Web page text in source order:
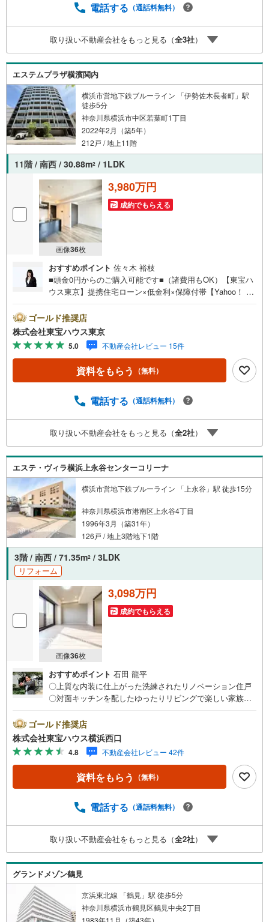
ーーーーーー紹介金融機関/都市銀行利率/年利 0.95％（変
り表記の返済額と異なる場合があります。ーーーーーーー
ーーーーーーーーーーーーーーーーーー
電話する （通話料無料）
取り扱い不動産会社をもっと見る（全3社）
エステムプラザ横濱関内
横浜市営地下鉄ブルーライン 「伊勢佐木長者町」駅
徒歩5分
神奈川県横浜市中区若葉町1丁目
2022年2月（築5年）
212戸 / 地上11階
11階 / 南西 / 30.88m2 / 1LDK
画像36枚
3,980万円
成約でもらえる
おすすめポイント 佐々木 裕枝
■頭金0円からのご購入可能です■（諸費用もOK）【東宝ハ
ウス東京】提携住宅ローン×低金利×保障付帯【Yahoo！ 不
ayボーナスライトがもらえる「Yahoo！ 不動産 物件ご成約
キャンペーン」の対象になります。「資料をもらう」「見
学予約をする」ボタンからお問い合わせください。※必ずY
ahoo！ JAPAN IDでログインしてください。※PayPayボー
ナスライトは出金と譲渡はできません。ご案内・詳細な資
料のご請求はお気軽にどうぞ♪お電話でのお問い合わせも
ゴールド推奨店
株式会社東宝ハウス東京
5.0 不動産会社レビュー 15件
資料をもらう （無料）
電話する （通話料無料）
取り扱い不動産会社をもっと見る（全2社）
エステ・ヴィラ横浜上永谷センターコリーナ
横浜市営地下鉄ブルーライン 「上永谷」駅 徒歩15分
神奈川県横浜市港南区上永谷4丁目
1996年3月（築31年）
126戸 / 地上3階地下1階
3階 / 南西 / 71.35m2 / 3LDK
リフォーム
画像36枚
3,098万円
成約でもらえる
おすすめポイント 石田 龍平
〇上質な内装に仕上がった洗練されたリノベーション住戸
〇対面キッチンを配したゆったりリビングで楽しい家族時
す（細則有り）ーーーーYahoo！ 不動産キャンペーン対象
店舗ーーーー当店で物件を成約するとPayPayボーナスライ
トがもらえる「Yahoo！ 不動産 物件ご成約キャンペーン」
の対象になります。「資料をもらう」「見学予約をする」
ボタンからお問い合わせください。※必ずYahoo！ JAPAN I
Dでログインしてください。※PayPayボーナスライトは出
ーーーーーーーーーーーーーーーーーーーーーーーーーー
資実行時のものとなります。金利情勢により表記の返済額
と異なる場合があります。ーーーーーーーーーーーーーー
ーーーーーーーーーーー
ゴールド推奨店
株式会社東宝ハウス横浜西口
4.8 不動産会社レビュー 42件
資料をもらう （無料）
電話する （通話料無料）
取り扱い不動産会社をもっと見る（全2社）
グランドメゾン鶴見
京浜東北線 「鶴見」駅 徒歩5分
神奈川県横浜市鶴見区鶴見中央2丁目